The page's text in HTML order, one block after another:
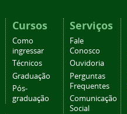
Cursos
Como
ingressar
Técnicos
Graduação
Pós-
graduação
Serviços
Fale
Conosco
Ouvidoria
Perguntas
Frequentes
Comunicação
Social